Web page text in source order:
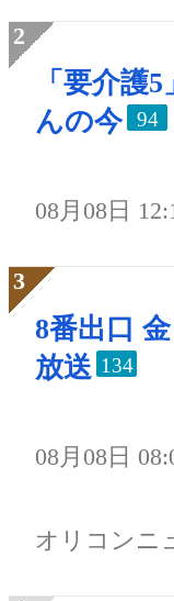
「要介護
んの今
94
08月08日
8番出口
放送 134
08月08日
オリコンニ